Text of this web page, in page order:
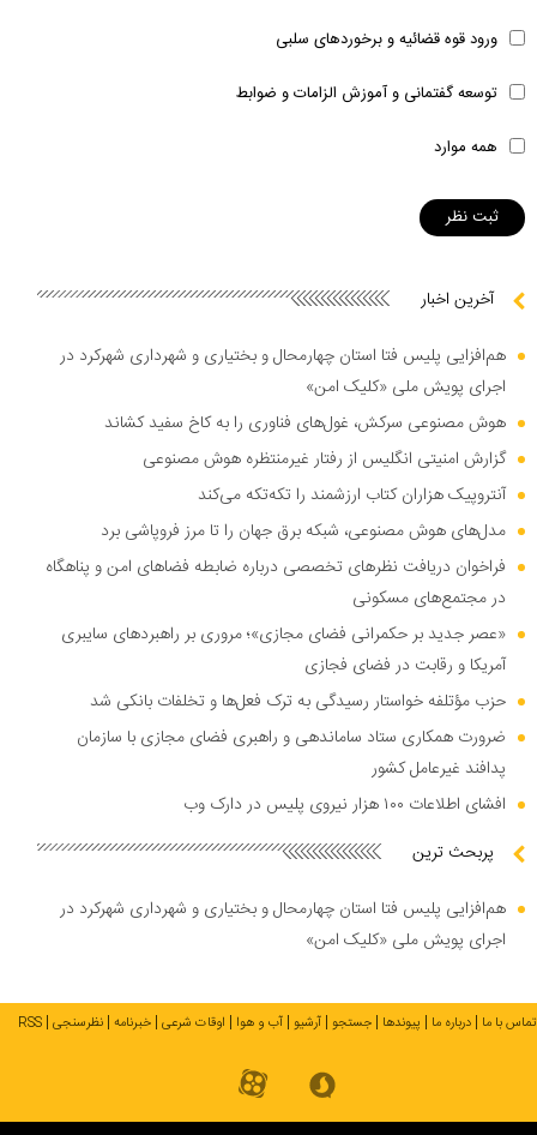
ورود قوه قضائیه و برخوردهای سلبی
توسعه گفتمانی و آموزش الزامات و ضوابط
همه موارد
آخرین اخبار
هم‌افزایی پلیس فتا استان چهارمحال و بختیاری و شهرداری شهرکرد در
اجرای پویش ملی «کلیک امن»
هوش مصنوعی سرکش، غول‌های فناوری را به کاخ سفید کشاند
گزارش امنیتی انگلیس از رفتار غیرمنتظره هوش مصنوعی
آنتروپیک هزاران کتاب ارزشمند را تکه‌تکه می‌کند
مدل‌های هوش مصنوعی، شبکه برق جهان را تا مرز فروپاشی برد
فراخوان دریافت نظر‌های تخصصی درباره ضابطه فضا‌های امن و پناهگاه
در مجتمع‌های مسکونی
«عصر جدید بر حکمرانی فضای مجازی»؛ مروری بر راهبرد‌های سایبری
آمریکا و رقابت در فضای فجازی
حزب مؤتلفه خواستار رسیدگی به ترک فعل‌ها و تخلفات بانکی شد
ضرورت همکاری ستاد ساماندهی و راهبری فضای مجازی با سازمان
پدافند غیرعامل کشور
افشای اطلاعات ۱۰۰ هزار نیروی پلیس در دارک وب
پربحث ترین
هم‌افزایی پلیس فتا استان چهارمحال و بختیاری و شهرداری شهرکرد در
اجرای پویش ملی «کلیک امن»
تماس با ما درباره ما پیوندها جستجو آرشیو آب و هوا اوقات شرعی خبرنامه نظرسنجی RSS